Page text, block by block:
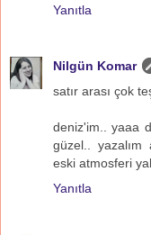
Yanıtla
Nilgün Komar
satır arası çok
deniz'im.. yaaa
güzel.. yazalım
eski atmosferi
Yanıtla